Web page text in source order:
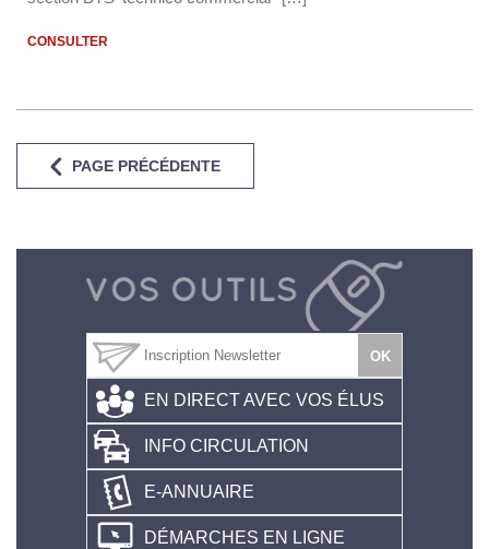
CONSULTER
PAGE PRÉCÉDENTE
EN DIRECT AVEC VOS ÉLUS
INFO CIRCULATION
E-ANNUAIRE
DÉMARCHES EN LIGNE